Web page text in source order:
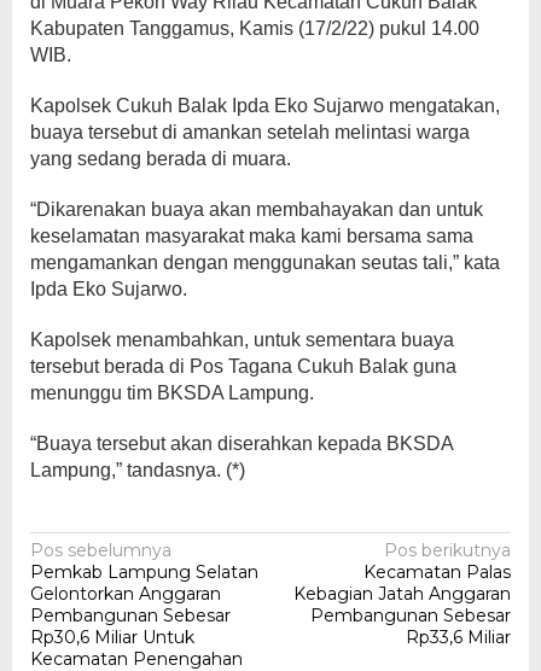
Kabupaten Tanggamus, Kamis (17/2/22) pukul 14.00
WIB.
Kapolsek Cukuh Balak Ipda Eko Sujarwo mengatakan,
buaya tersebut di amankan setelah melintasi warga
yang sedang berada di muara.
“Dikarenakan buaya akan membahayakan dan untuk
keselamatan masyarakat maka kami bersama sama
mengamankan dengan menggunakan seutas tali,” kata
Ipda Eko Sujarwo.
Kapolsek menambahkan, untuk sementara buaya
tersebut berada di Pos Tagana Cukuh Balak guna
menunggu tim BKSDA Lampung.
“Buaya tersebut akan diserahkan kepada BKSDA
Lampung,” tandasnya. (*)
Navigasi
pos
Pos sebelumnya
Pemkab Lampung Selatan
Gelontorkan Anggaran
Pembangunan Sebesar
Rp30,6 Miliar Untuk
Kecamatan Penengahan
Pos berikutnya
Kecamatan Palas
Kebagian Jatah Anggaran
Pembangunan Sebesar
Rp33,6 Miliar